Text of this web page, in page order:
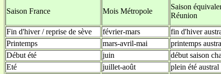
Saison France Mois Métropole
Saison
Réunion
Fin d'hiver / reprise de sève
février-mars
fin d'hiver
Printemps
mars-avril-mai
printemps
Début été
juin
début saison
Eté
juillet-août
plein été austral